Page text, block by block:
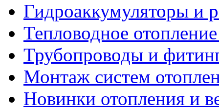
Гидроаккумуляторы и
Тепловодное
Трубопроводы и
Монтаж систем
Новинки отопления и